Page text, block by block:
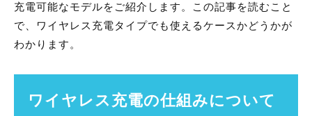
充電可能なモデルをご紹介します。この記事を読むこと
で、ワイヤレス充電タイプでも使えるケースかどうかが
わかります。
ワイヤレス充電の仕組みについて